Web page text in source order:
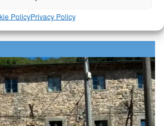
PolicyPrivacy Policy